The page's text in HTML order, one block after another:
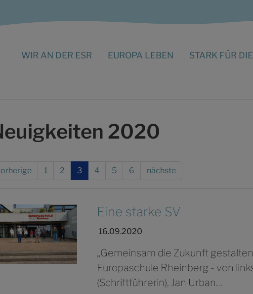
WIR AN DER ESR EUROPA LEBEN STARK FÜR
2020
1 2 3 4 5 6 nächste
Eine starke SV
16.09.2020
„Gemeinsam die Zukunft
Europaschule Rheinberg - von
(Schriftführerin), Jan Urban…